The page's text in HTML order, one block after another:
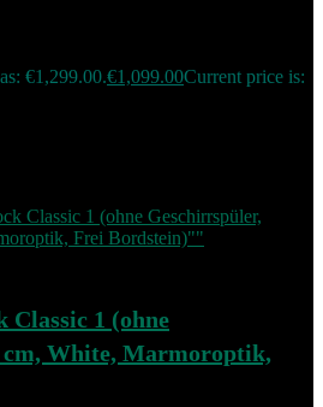
€1,299.00.€1,099.00Current price is:
Classic 1 (ohne
cm, White, Marmoroptik,